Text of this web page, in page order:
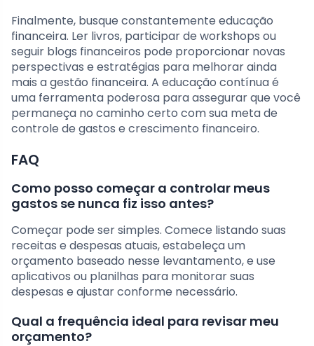
Finalmente, busque constantemente educação
financeira. Ler livros, participar de workshops ou
seguir blogs financeiros pode proporcionar novas
perspectivas e estratégias para melhorar ainda
mais a gestão financeira. A educação contínua é
uma ferramenta poderosa para assegurar que você
permaneça no caminho certo com sua meta de
controle de gastos e crescimento financeiro.
FAQ
Como posso começar a controlar meus
gastos se nunca fiz isso antes?
Começar pode ser simples. Comece listando suas
receitas e despesas atuais, estabeleça um
orçamento baseado nesse levantamento, e use
aplicativos ou planilhas para monitorar suas
despesas e ajustar conforme necessário.
Qual a frequência ideal para revisar meu
orçamento?